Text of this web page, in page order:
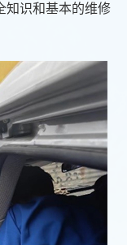
知识和基本的维修